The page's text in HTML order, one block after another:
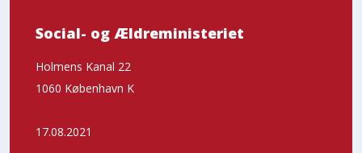
Social- og Ældreministeriet
Holmens Kanal 22
1060 København K
17.08.2021